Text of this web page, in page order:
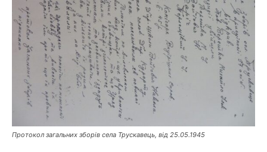
Протокол загальних зборів села Трускавець, від 25.05.1945